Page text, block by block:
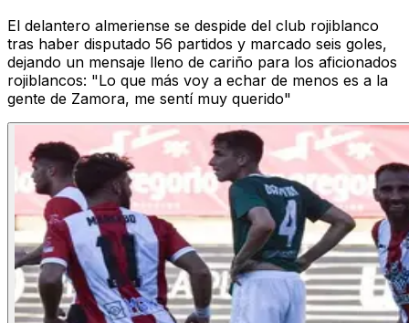
El delantero almeriense se despide del club rojiblanco
tras haber disputado 56 partidos y marcado seis goles,
dejando un mensaje lleno de cariño para los aficionados
rojiblancos: "Lo que más voy a echar de menos es a la
gente de Zamora, me sentí muy querido"